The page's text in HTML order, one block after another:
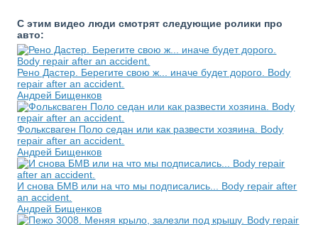
С этим видео люди смотрят следующие ролики про
авто:
Рено Дастер. Берегите свою ж... иначе будет дорого. Body
repair after an accident.
Андрей Бищенков
Фольксваген Поло седан или как развести хозяина. Body
repair after an accident.
Андрей Бищенков
И снова БМВ или на что мы подписались... Body repair after
an accident.
Андрей Бищенков